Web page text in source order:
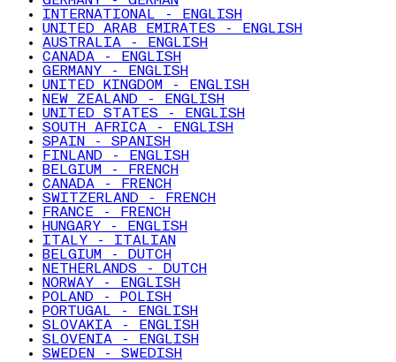
INTERNATIONAL - ENGLISH
UNITED ARAB EMIRATES - ENGLISH
AUSTRALIA - ENGLISH
CANADA - ENGLISH
GERMANY - ENGLISH
UNITED KINGDOM - ENGLISH
NEW ZEALAND - ENGLISH
UNITED STATES - ENGLISH
SOUTH AFRICA - ENGLISH
SPAIN - SPANISH
FINLAND - ENGLISH
BELGIUM - FRENCH
CANADA - FRENCH
SWITZERLAND - FRENCH
FRANCE - FRENCH
HUNGARY - ENGLISH
ITALY - ITALIAN
BELGIUM - DUTCH
NETHERLANDS - DUTCH
NORWAY - ENGLISH
POLAND - POLISH
PORTUGAL - ENGLISH
SLOVAKIA - ENGLISH
SLOVENIA - ENGLISH
SWEDEN - SWEDISH